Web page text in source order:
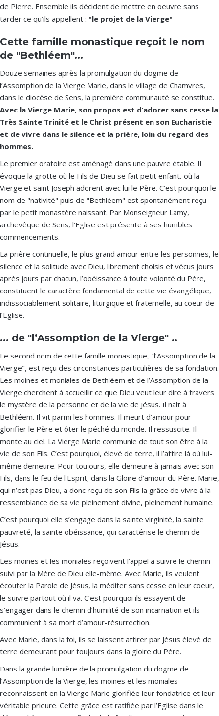
de Pierre. Ensemble ils décident de mettre en oeuvre sans
tarder ce qu’ils appellent : "le projet de la Vierge"
Cette famille monastique reçoit le nom
de "Bethléem"...
Douze semaines après la promulgation du dogme de
l’Assomption de la Vierge Marie, dans le village de Chamvres,
dans le diocèse de Sens, la première communauté se constitue.
Avec la Vierge Marie, son propos est d’adorer sans cesse la
Très Sainte Trinité et le Christ présent en son Eucharistie
et de vivre dans le silence et la prière, loin du regard des
hommes.
Le premier oratoire est aménagé dans une pauvre étable. Il
évoque la grotte où le Fils de Dieu se fait petit enfant, où la
Vierge et saint Joseph adorent avec lui le Père. C’est pourquoi le
nom de "nativité" puis de "Bethléem" est spontanément reçu
par le petit monastère naissant. Par Monseigneur Lamy,
archevêque de Sens, l’Eglise est présente à ses humbles
commencements.
La prière continuelle, le plus grand amour entre les personnes, le
silence et la solitude avec Dieu, librement choisis et vécus jours
après jours par chacun, l’obéissance à toute volonté du Père,
constituent le caractère fondamental de cette vie évangélique,
indissociablement solitaire, liturgique et fraternelle, au coeur de
l’Eglise.
... de "l’Assomption de la Vierge" ..
Le second nom de cette famille monastique, "l’Assomption de la
Vierge", est reçu des circonstances particulières de sa fondation.
Les moines et moniales de Bethléem et de l’Assomption de la
Vierge cherchent à accueillir ce que Dieu veut leur dire à travers
le mystère de la personne et de la vie de Jésus. Il naît à
Bethléem. Il vit parmi les hommes. Il meurt d’amour pour
glorifier le Père et ôter le péché du monde. Il ressuscite. Il
monte au ciel. La Vierge Marie communie de tout son être à la
vie de son Fils. C’est pourquoi, élevé de terre, il l’attire là où lui-
même demeure. Pour toujours, elle demeure à jamais avec son
Fils, dans le feu de l’Esprit, dans la Gloire d’amour du Père. Marie,
qui n’est pas Dieu, a donc reçu de son Fils la grâce de vivre à la
ressemblance de sa vie pleinement divine, pleinement humaine.
C’est pourquoi elle s’engage dans la sainte virginité, la sainte
pauvreté, la sainte obéissance, qui caractérise le chemin de
Jésus.
Les moines et les moniales reçoivent l’appel à suivre le chemin
suivi par la Mère de Dieu elle-même. Avec Marie, ils veulent
écouter la Parole de Jésus, la méditer sans cesse en leur coeur,
le suivre partout où il va. C’est pourquoi ils essayent de
s’engager dans le chemin d’humilité de son incarnation et ils
communient à sa mort d’amour-résurrection.
Avec Marie, dans la foi, ils se laissent attirer par Jésus élevé de
terre demeurant pour toujours dans la gloire du Père.
Dans la grande lumière de la promulgation du dogme de
l’Assomption de la Vierge, les moines et les moniales
reconnaissent en la Vierge Marie glorifiée leur fondatrice et leur
véritable prieure. Cette grâce est ratifiée par l’Eglise dans le